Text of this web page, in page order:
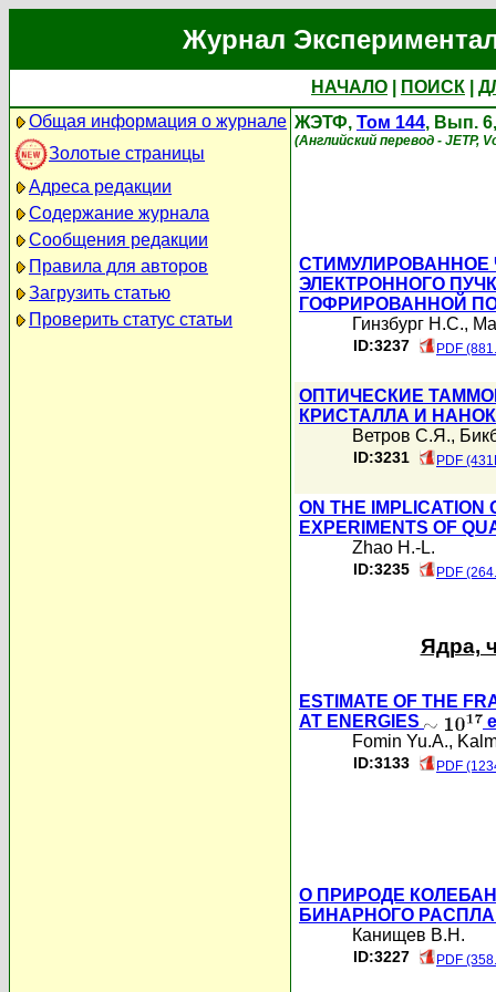
Журнал
НАЧАЛО ПОИСК
Общая информация о журнале
Золотые страницы
Адреса редакции
Содержание журнала
Сообщения редакции
Правила для авторов
Загрузить статью
Проверить статус статьи
ЖЭТФ, Том 144, Вып.
(Английский перевод - JETP,
СТИМУЛИРОВАННОЕ
ЭЛЕКТРОННОГО
ГОФРИРОВАННОЙ
Гинзбург Н.С.,
ID:3237 PDF
ОПТИЧЕСКИЕ
КРИСТАЛЛА И
Ветров С.Я.,
ID:3231 PDF
ON THE IMPLICATION
EXPERIMENTS OF
Zhao H.-L.
ID:3235 PDF
Ядра,
ESTIMATE OF THE
AT ENERGIES
Fomin Yu.A.,
ID:3133 PDF
О ПРИРОДЕ
БИНАРНОГО
Канищев В.Н.
ID:3227 PDF